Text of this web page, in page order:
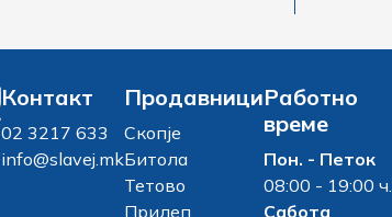
Контакт
02 3217 633
info@slavej.mk
Продавници
Скопје
Битола
Тетово
Прилеп
Работно
време
Пон. - Петок
08:00 - 19:00 ч.
Сабота